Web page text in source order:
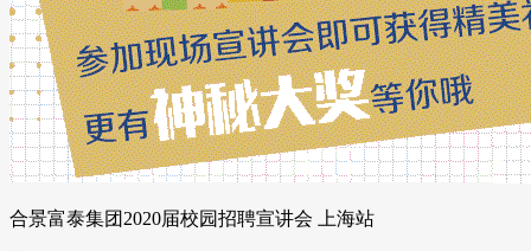
合景富泰集团2020届校园招聘宣讲会 上海站